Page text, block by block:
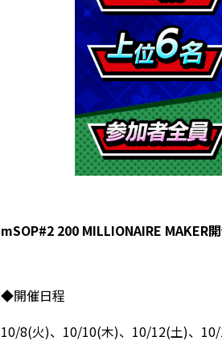
mSOP#2 200 MILLIONAIRE MAKER開
◆開催日程
10/8(火)、10/10(木)、10/12(土)、